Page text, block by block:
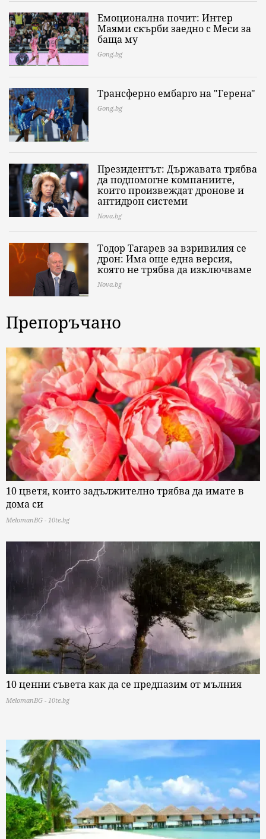
Емоционална почит: Интер
Маями скърби заедно с Меси за
баща му
Gong.bg
Трансферно ембарго на "Герена"
Gong.bg
Президентът: Държавата трябва
да подпомогне компаниите,
които произвеждат дронове и
антидрон системи
Nova.bg
Тодор Тагарев за взривилия се
дрон: Има още една версия,
която не трябва да изключваме
Nova.bg
Препоръчано
10 цветя, които задължително трябва да имате в
дома си
MelomanBG - 10te.bg
10 ценни съвета как да се предпазим от мълния
MelomanBG - 10te.bg